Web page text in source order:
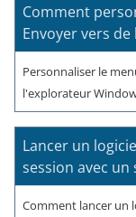
Comment
Envoyer vers
Personnaliser le
l'explorateur
Lancer un
session avec
Comment lancer un